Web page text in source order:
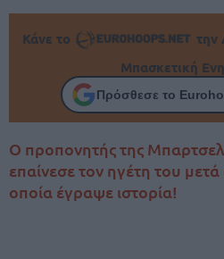
Κάνε το
την
Μπασκετική
Πρόσθεσε το
Ο προπονητής της
επαίνεσε τον ηγέτη του
οποία έγραψε ιστορία!